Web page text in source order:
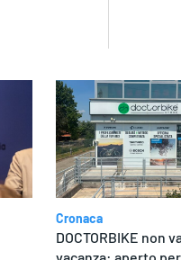
Cronaca
DOCTORBIKE non